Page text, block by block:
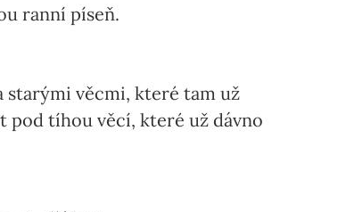
ranní píseň.
starými věcmi, které tam už
pod tíhou věcí, které už dávno